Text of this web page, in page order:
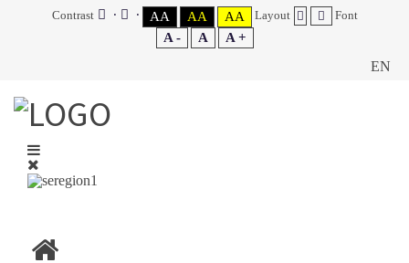
Contrast AA AA AA Layout Font
A - A A +
EN